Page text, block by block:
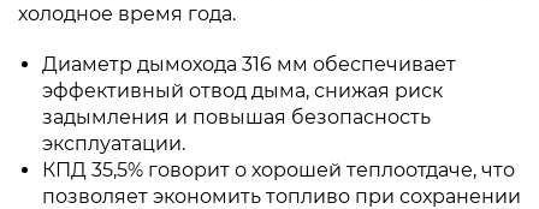
холодное время года.
Диаметр дымохода 316 мм обеспечивает
эффективный отвод дыма, снижая риск
задымления и повышая безопасность
эксплуатации.
КПД 35,5% говорит о хорошей теплоотдаче, что
позволяет экономить топливо при сохранении